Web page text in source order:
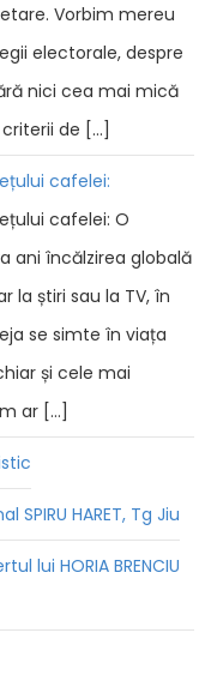
Vorbim mereu
electorale, despre
nici cea mai mică
de […]
cafelei:
cafelei: O
ani încălzirea globală
la știri sau la TV, în
se simte în viața
și cele mai
ar […]
HARET, Tg Jiu
lui HORIA BRENCIU